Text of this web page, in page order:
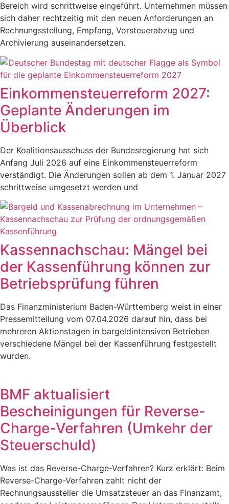
Bereich wird schrittweise eingeführt. Unternehmen müssen
sich daher rechtzeitig mit den neuen Anforderungen an
Rechnungsstellung, Empfang, Vorsteuerabzug und
Archivierung auseinandersetzen.
Einkommensteuerreform 2027:
Geplante Änderungen im
Überblick
Der Koalitionsausschuss der Bundesregierung hat sich
Anfang Juli 2026 auf eine Einkommensteuerreform
verständigt. Die Änderungen sollen ab dem 1. Januar 2027
schrittweise umgesetzt werden und
Kassennachschau: Mängel bei
der Kassenführung können zur
Betriebsprüfung führen
Das Finanzministerium Baden-Württemberg weist in einer
Pressemitteilung vom 07.04.2026 darauf hin, dass bei
mehreren Aktionstagen in bargeldintensiven Betrieben
verschiedene Mängel bei der Kassenführung festgestellt
wurden.
BMF aktualisiert
Bescheinigungen für Reverse-
Charge-Verfahren (Umkehr der
Steuerschuld)
Was ist das Reverse-Charge-Verfahren? Kurz erklärt: Beim
Reverse-Charge-Verfahren zahlt nicht der
Rechnungsaussteller die Umsatzsteuer an das Finanzamt,